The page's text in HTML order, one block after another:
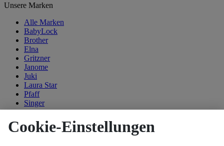
Unsere Marken
Alle Marken
BabyLock
Brother
Elna
Gritzner
Janome
Juki
Laura Star
Pfaff
Singer
Kategorien
Cookie-Einstellungen